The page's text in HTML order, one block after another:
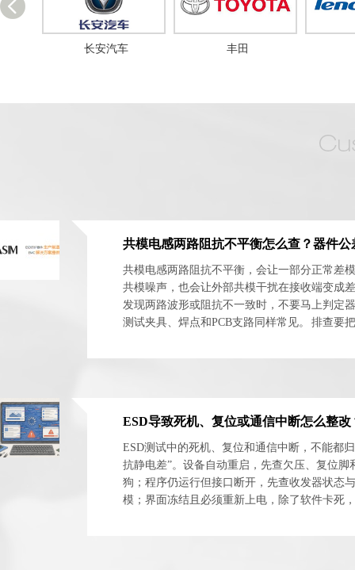
长安汽车 丰田
共模电感两路阻抗不平衡，会让一部分正常差
共模噪声，也会让外部共模干扰在接收端变成
发现两路波形或阻抗不一致时，不要马上判定
测试夹具、焊点和PCB支路同样常见。 排查要
ESD测试中的死机、复位和通信中断，不能都
抗静电差”。设备自动重启，先查欠压、复位脚
狗；程序仍运行但接口断开，先查收发器状态
模；界面冻结且必须重新上电，除了软件卡死